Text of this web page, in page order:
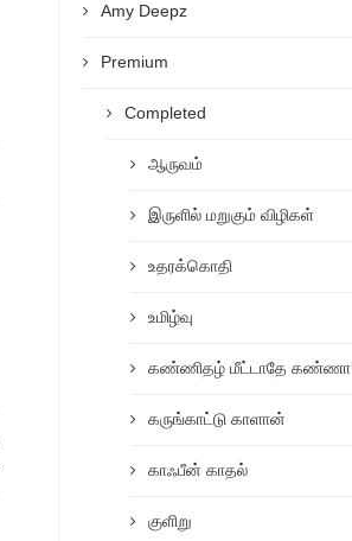
Amy Deepz
Premium
Completed
ஆருவம்
இருளில் மறுகும் விழிகள்
உதரக்கொதி
உமிழ்வு
கண்ணிதழ் மீட்டாதே கண்ணா
கருங்காட்டு காளான்
காஃபீன் காதல்
குளிறு